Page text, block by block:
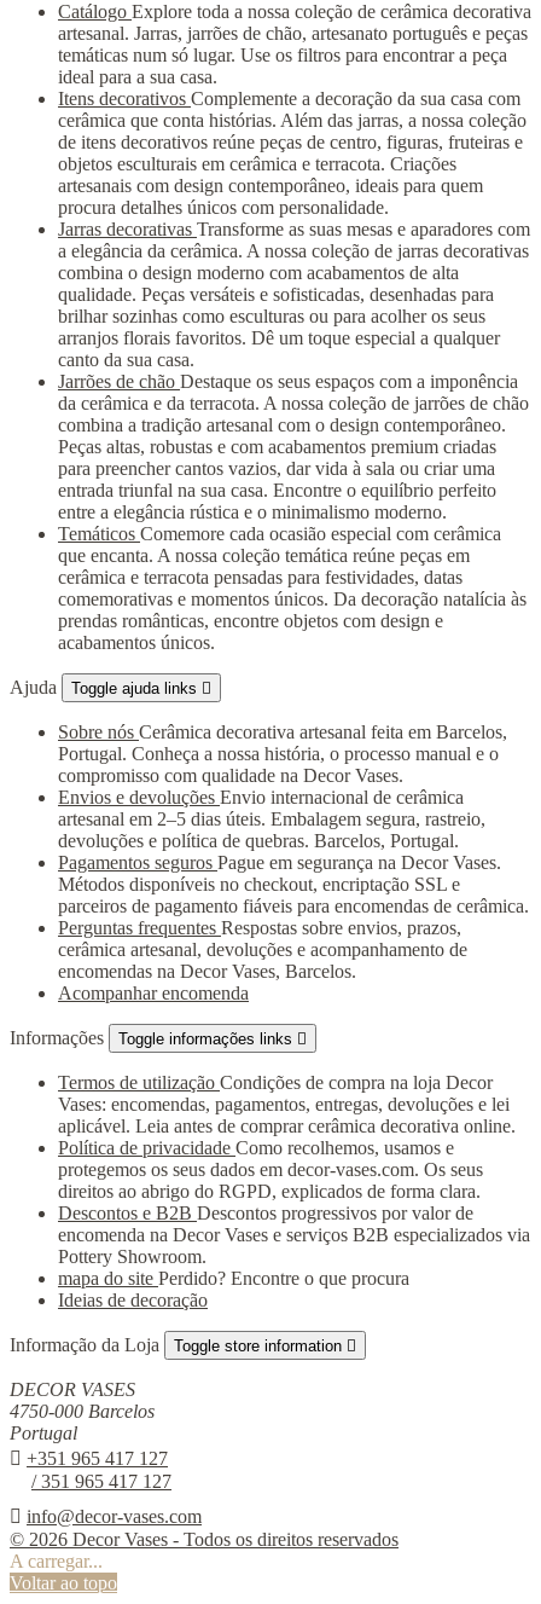
Catálogo Explore toda a nossa coleção de cerâmica decorativa
artesanal. Jarras, jarrões de chão, artesanato português e peças
temáticas num só lugar. Use os filtros para encontrar a peça
ideal para a sua casa.
Itens decorativos Complemente a decoração da sua casa com
cerâmica que conta histórias. Além das jarras, a nossa coleção
de itens decorativos reúne peças de centro, figuras, fruteiras e
objetos esculturais em cerâmica e terracota. Criações
artesanais com design contemporâneo, ideais para quem
procura detalhes únicos com personalidade.
Jarras decorativas Transforme as suas mesas e aparadores com
a elegância da cerâmica. A nossa coleção de jarras decorativas
combina o design moderno com acabamentos de alta
qualidade. Peças versáteis e sofisticadas, desenhadas para
brilhar sozinhas como esculturas ou para acolher os seus
arranjos florais favoritos. Dê um toque especial a qualquer
canto da sua casa.
Jarrões de chão Destaque os seus espaços com a imponência
da cerâmica e da terracota. A nossa coleção de jarrões de chão
combina a tradição artesanal com o design contemporâneo.
Peças altas, robustas e com acabamentos premium criadas
para preencher cantos vazios, dar vida à sala ou criar uma
entrada triunfal na sua casa. Encontre o equilíbrio perfeito
entre a elegância rústica e o minimalismo moderno.
Temáticos Comemore cada ocasião especial com cerâmica
que encanta. A nossa coleção temática reúne peças em
cerâmica e terracota pensadas para festividades, datas
comemorativas e momentos únicos. Da decoração natalícia às
prendas românticas, encontre objetos com design e
acabamentos únicos.
Ajuda Toggle ajuda links 
Sobre nós Cerâmica decorativa artesanal feita em Barcelos,
Portugal. Conheça a nossa história, o processo manual e o
compromisso com qualidade na Decor Vases.
Envios e devoluções Envio internacional de cerâmica
artesanal em 2–5 dias úteis. Embalagem segura, rastreio,
devoluções e política de quebras. Barcelos, Portugal.
Pagamentos seguros Pague em segurança na Decor Vases.
Métodos disponíveis no checkout, encriptação SSL e
parceiros de pagamento fiáveis para encomendas de cerâmica.
Perguntas frequentes Respostas sobre envios, prazos,
cerâmica artesanal, devoluções e acompanhamento de
encomendas na Decor Vases, Barcelos.
Acompanhar encomenda
Informações Toggle informações links 
Termos de utilização Condições de compra na loja Decor
Vases: encomendas, pagamentos, entregas, devoluções e lei
aplicável. Leia antes de comprar cerâmica decorativa online.
Política de privacidade Como recolhemos, usamos e
protegemos os seus dados em decor-vases.com. Os seus
direitos ao abrigo do RGPD, explicados de forma clara.
Descontos e B2B Descontos progressivos por valor de
encomenda na Decor Vases e serviços B2B especializados via
Pottery Showroom.
mapa do site Perdido? Encontre o que procura
Ideias de decoração
Informação da Loja Toggle store information 
DECOR VASES
4750-000 Barcelos
Portugal
 +351 965 417 127
/ 351 965 417 127
 info@decor-vases.com
© 2026 Decor Vases - Todos os direitos reservados
A carregar...
Voltar ao topo